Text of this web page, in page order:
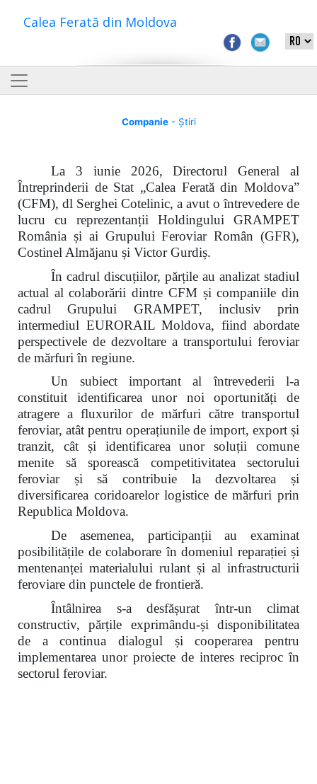
Calea Ferată din Moldova
Companie- Știri
La 3 iunie 2026, Directorul General al
Întreprinderii de Stat „Calea Ferată din Moldova”
(CFM), dl Serghei Cotelinic, a avut o întrevedere de
lucru cu reprezentanții Holdingului GRAMPET
România și ai Grupului Feroviar Român (GFR),
Costinel Almăjanu și Victor Gurdiș.
În cadrul discuțiilor, părțile au analizat stadiul
actual al colaborării dintre CFM și companiile din
cadrul Grupului GRAMPET, inclusiv prin
intermediul EURORAIL Moldova, fiind abordate
perspectivele de dezvoltare a transportului feroviar
de mărfuri în regiune.
Un subiect important al întrevederii l-a
constituit identificarea unor noi oportunități de
atragere a fluxurilor de mărfuri către transportul
feroviar, atât pentru operațiunile de import, export și
tranzit, cât și identificarea unor soluții comune
menite să sporească competitivitatea sectorului
feroviar și să contribuie la dezvoltarea și
diversificarea coridoarelor logistice de mărfuri prin
Republica Moldova.
De asemenea, participanții au examinat
posibilitățile de colaborare în domeniul reparației și
mentenanței materialului rulant și al infrastructurii
feroviare din punctele de frontieră.
Întâlnirea s-a desfășurat într-un climat
constructiv, părțile exprimându-și disponibilitatea
de a continua dialogul și cooperarea pentru
implementarea unor proiecte de interes reciproc în
sectorul feroviar.